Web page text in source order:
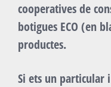
cooperatives de
botigues ECO (en
productes.
Si ets un particular